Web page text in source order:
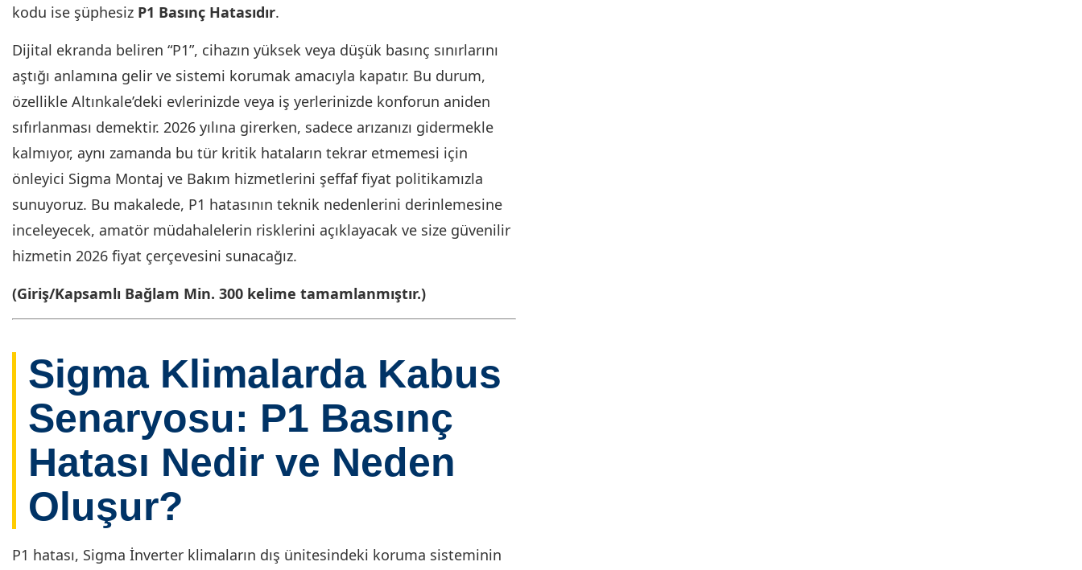
kodu ise şüphesiz P1 Basınç Hatasıdır.
Dijital ekranda beliren “P1”, cihazın yüksek veya düşük basınç sınırlarını
aştığı anlamına gelir ve sistemi korumak amacıyla kapatır. Bu durum,
özellikle Altınkale’deki evlerinizde veya iş yerlerinizde konforun aniden
sıfırlanması demektir. 2026 yılına girerken, sadece arızanızı gidermekle
kalmıyor, aynı zamanda bu tür kritik hataların tekrar etmemesi için
önleyici Sigma Montaj ve Bakım hizmetlerini şeffaf fiyat politikamızla
sunuyoruz. Bu makalede, P1 hatasının teknik nedenlerini derinlemesine
inceleyecek, amatör müdahalelerin risklerini açıklayacak ve size güvenilir
hizmetin 2026 fiyat çerçevesini sunacağız.
(Giriş/Kapsamlı Bağlam Min. 300 kelime tamamlanmıştır.)
Sigma Klimalarda Kabus
Senaryosu: P1 Basınç
Hatası Nedir ve Neden
Oluşur?
P1 hatası, Sigma İnverter klimaların dış ünitesindeki koruma sisteminin